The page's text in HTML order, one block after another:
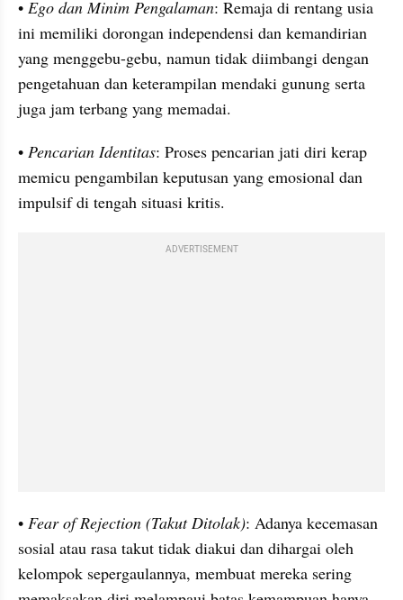
• Ego dan Minim Pengalaman: Remaja di rentang usia
ini memiliki dorongan independensi dan kemandirian
yang menggebu-gebu, namun tidak diimbangi dengan
pengetahuan dan keterampilan mendaki gunung serta
juga jam terbang yang memadai.
• Pencarian Identitas: Proses pencarian jati diri kerap
memicu pengambilan keputusan yang emosional dan
impulsif di tengah situasi kritis.
ADVERTISEMENT
• Fear of Rejection (Takut Ditolak): Adanya kecemasan
sosial atau rasa takut tidak diakui dan dihargai oleh
kelompok sepergaulannya, membuat mereka sering